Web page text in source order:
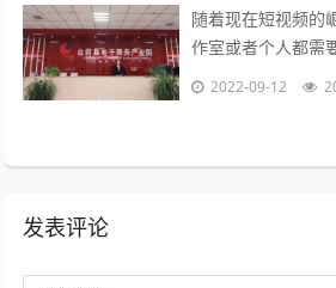
随着现在短视频的
作室或者个人都需
包装品牌，发抖音
2022-09-12
发表评论